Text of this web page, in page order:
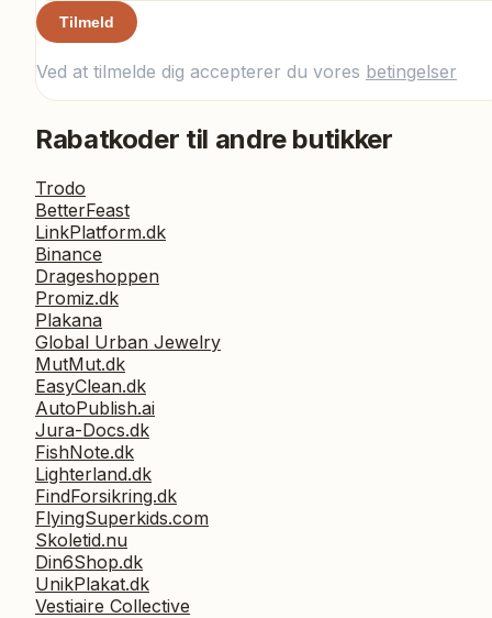
Tilmeld
Ved at tilmelde dig accepterer du vores betingelser
Rabatkoder til andre butikker
Trodo
BetterFeast
LinkPlatform.dk
Binance
Drageshoppen
Promiz.dk
Plakana
Global Urban Jewelry
MutMut.dk
EasyClean.dk
AutoPublish.ai
Jura-Docs.dk
FishNote.dk
Lighterland.dk
FindForsikring.dk
FlyingSuperkids.com
Skoletid.nu
Din6Shop.dk
UnikPlakat.dk
Vestiaire Collective